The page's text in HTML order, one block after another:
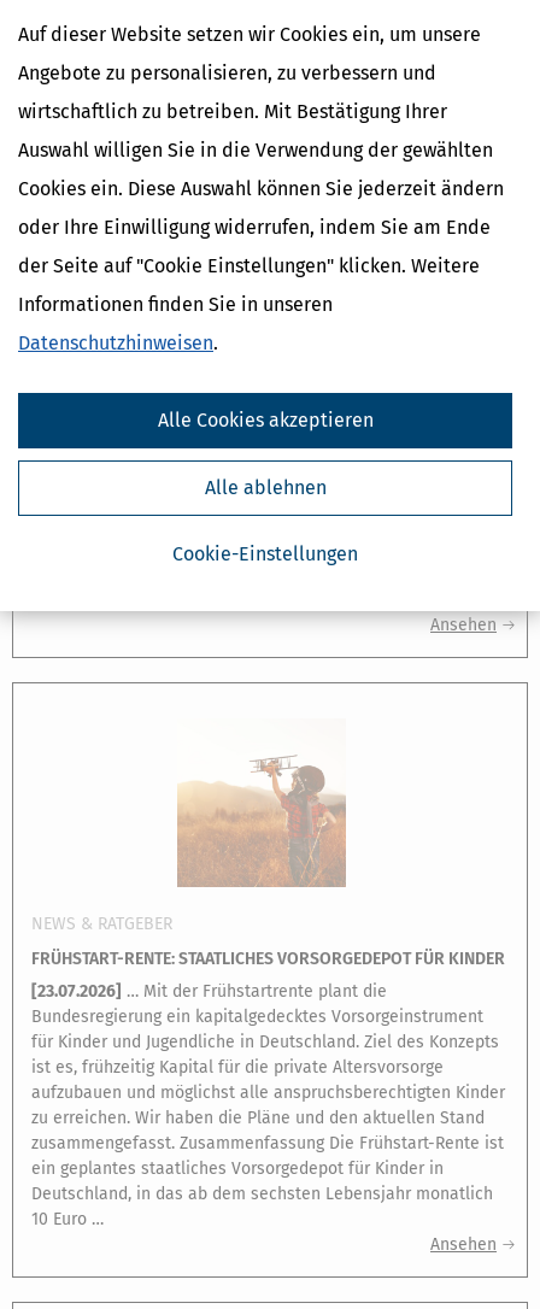
Auf dieser Website setzen wir Cookies ein, um unsere
Angebote zu personalisieren, zu verbessern und
wirtschaftlich zu betreiben. Mit Bestätigung Ihrer
Auswahl willigen Sie in die Verwendung der gewählten
Cookies ein. Diese Auswahl können Sie jederzeit ändern
oder Ihre Einwilligung widerrufen, indem Sie am Ende
der Seite auf "Cookie Einstellungen" klicken. Weitere
Informationen finden Sie in unseren
Datenschutzhinweisen.
Cookie-Einstellungen
Alle ablehnen
Alle Cookies akzeptieren
NEWS & RATGEBER
STEUERERKLÄRUNG FÜR VERSTORBENE: ALLES WICHTIGE FÜR
ERBEN, FRISTEN & TIPPS
gehen mit dem Tod automatisch auf die Erben über. Diese
Gesamtrechtsnachfolge bedeutet, dass man als Erbe die
Steuererklärung für das Todesjahr und eventuelle Vorjahre
Zusammenfassung Die Steuererklärung für Verstorbene muss
Steuerschulden. Die Frist endet meist am 31. Juli des
Ansehen
NEWS & RATGEBER
FRÜHSTART-RENTE: STAATLICHES VORSORGEDEPOT FÜR KINDER
[23.07.2026] … Mit der Frühstartrente plant die
Bundesregierung ein kapitalgedecktes Vorsorgeinstrument
für Kinder und Jugendliche in Deutschland. Ziel des Konzepts
ist es, frühzeitig Kapital für die private Altersvorsorge
aufzubauen und möglichst alle anspruchsberechtigten Kinder
zu erreichen. Wir haben die Pläne und den aktuellen Stand
zusammengefasst. Zusammenfassung Die Frühstart-Rente ist
ein geplantes staatliches Vorsorgedepot für Kinder in
Deutschland, in das ab dem sechsten Lebensjahr monatlich
10 Euro …
Ansehen